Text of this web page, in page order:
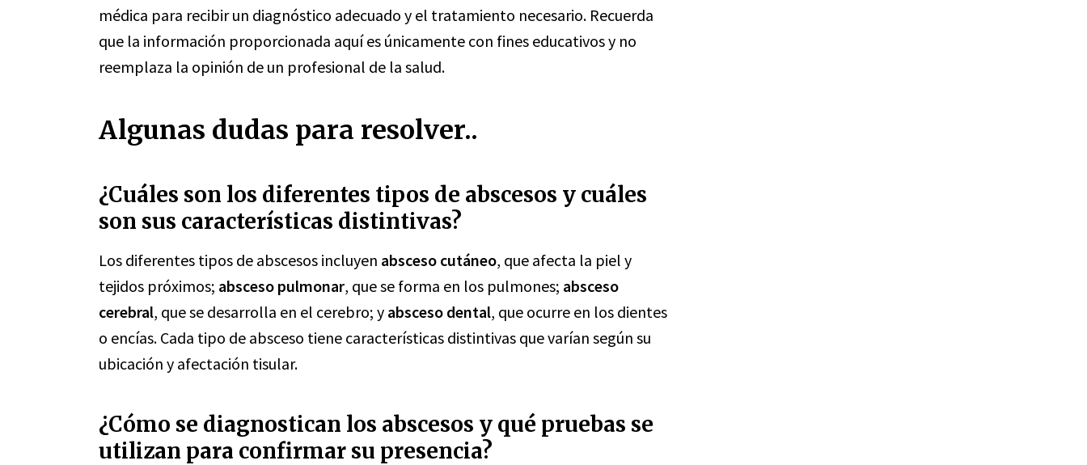
médica para recibir un diagnóstico adecuado y el tratamiento necesario. Recuerda
que la información proporcionada aquí es únicamente con fines educativos y no
reemplaza la opinión de un profesional de la salud.
Algunas dudas para resolver..
¿Cuáles son los diferentes tipos de abscesos y cuáles
son sus características distintivas?
Los diferentes tipos de abscesos incluyen absceso cutáneo, que afecta la piel y
tejidos próximos; absceso pulmonar, que se forma en los pulmones; absceso
cerebral, que se desarrolla en el cerebro; y absceso dental, que ocurre en los dientes
o encías. Cada tipo de absceso tiene características distintivas que varían según su
ubicación y afectación tisular.
¿Cómo se diagnostican los abscesos y qué pruebas se
utilizan para confirmar su presencia?